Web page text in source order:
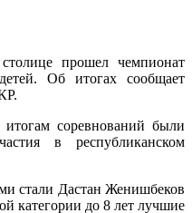
прошел чемпионат
Об итогах сообщает
соревнований были
в республиканском
стали Дастан Женишбеков
категории до 8 лет лучшие